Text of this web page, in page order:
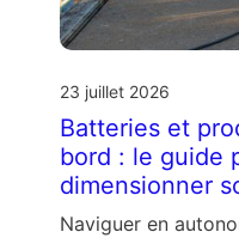
23 juillet 2026
Batteries et
bord : le guide
dimensionner
Naviguer en